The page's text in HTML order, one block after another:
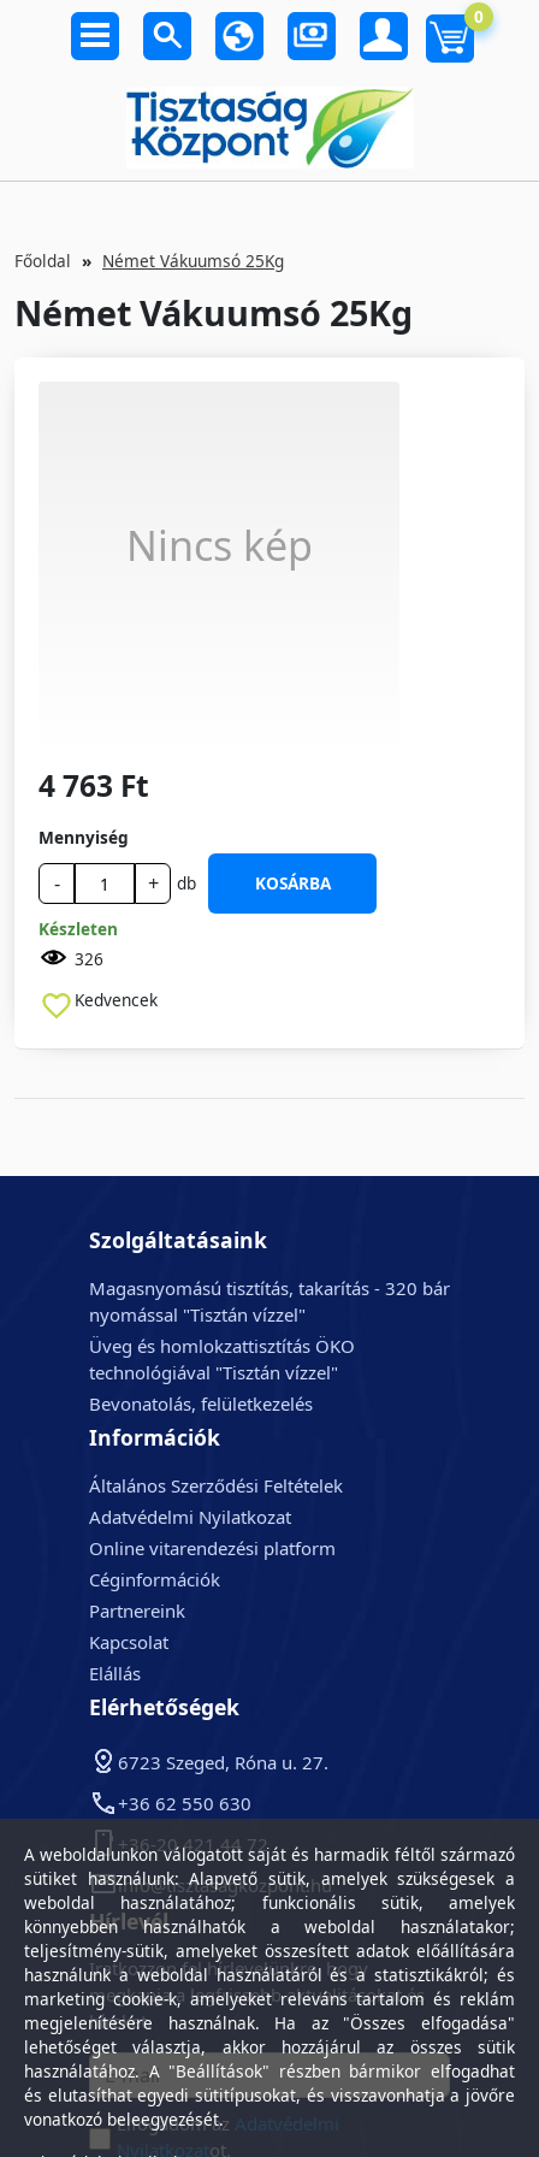
0
Főoldal Német Vákuumsó 25Kg
Német Vákuumsó 25Kg
Nincs kép
4 763 Ft
Mennyiség
- + db
KOSÁRBA
Készleten
326
Kedvencek
Szolgáltatásaink
Magasnyomású tisztítás, takarítás - 320 bár
nyomással "Tisztán vízzel"
Üveg és homlokzattisztítás ÖKO
technológiával "Tisztán vízzel"
Bevonatolás, felületkezelés
Információk
Általános Szerződési Feltételek
Adatvédelmi Nyilatkozat
Online vitarendezési platform
Céginformációk
Partnereink
Kapcsolat
Elállás
Elérhetőségek
6723 Szeged, Róna u. 27.
+36 62 550 630
+36-20 421 44 72
info@tisztasagkozpont.hu
Hírlevél
Iratkozzon fel hírlevelünkre, hogy
megkapja a legfrissebb aktualitásokat és
híreket.
Elfogadom azAdatvédelmi
Nyilatkozatot.
A weboldalunkon válogatott saját és harmadik féltől származó
sütiket használunk: Alapvető sütik, amelyek szükségesek a
weboldal használatához; funkcionális sütik, amelyek
könnyebben használhatók a weboldal használatakor;
teljesítmény-sütik, amelyeket összesített adatok előállítására
használunk a weboldal használatáról és a statisztikákról; és
marketing cookie-k, amelyeket releváns tartalom és reklám
megjelenítésére használnak. Ha az "Összes elfogadása"
lehetőséget választja, akkor hozzájárul az összes sütik
használatához. A "Beállítások" részben bármikor elfogadhat
és elutasíthat egyedi sütitípusokat, és visszavonhatja a jövőre
vonatkozó beleegyezését.